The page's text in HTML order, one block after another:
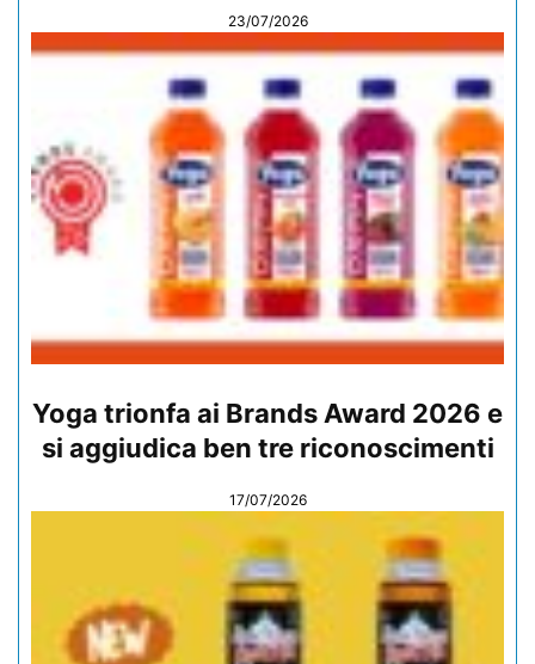
23/07/2026
Yoga trionfa ai Brands Award 2026 e
si aggiudica ben tre riconoscimenti
17/07/2026